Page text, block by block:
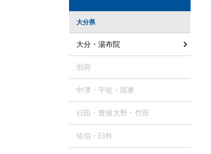
大分県
大分・湯布院
別府
中津・宇佐・国東
日田・豊後大野・竹田
佐伯・臼杵